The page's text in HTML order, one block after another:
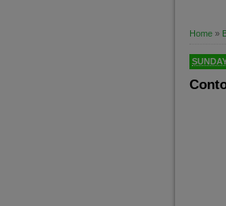
Home »